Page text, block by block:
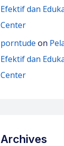
Efektif dan
Center
porntude on
Efektif dan
Center
Archives